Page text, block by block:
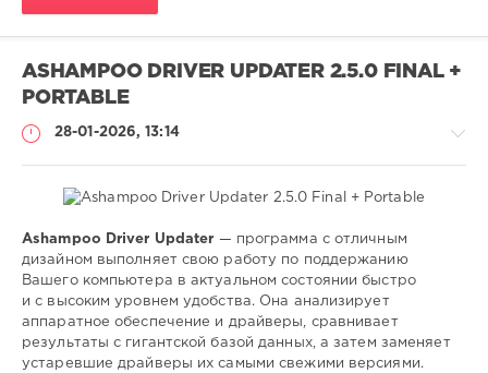
установка,
office,
2013,
2024
ASHAMPOO DRIVER UPDATER 2.5.0 FINAL +
PORTABLE
28-01-2026, 13:14
Софт
SamDel
0
Ashampoo Driver Updater — программа с отличным
дизайном выполняет свою работу по поддержанию
Вашего компьютера в актуальном состоянии быстро
и с высоким уровнем удобства. Она анализирует
аппаратное обеспечение и драйверы, сравнивает
результаты с гигантской базой данных, а затем заменяет
устаревшие драйверы их самыми свежими версиями.